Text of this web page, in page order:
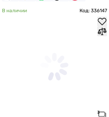
В наличии Код: 336147